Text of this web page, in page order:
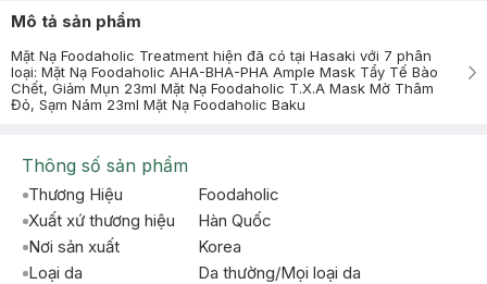
Mô tả sản phẩm
Mặt Nạ Foodaholic Treatment hiện đã có tại Hasaki với 7 phân
loại: Mặt Nạ Foodaholic AHA-BHA-PHA Ample Mask Tẩy Tế Bào
Chết, Giảm Mụn 23ml Mặt Nạ Foodaholic T.X.A Mask Mờ Thâm
Đỏ, Sạm Nám 23ml Mặt Nạ Foodaholic Baku
Thông số sản phẩm
Thương Hiệu
Foodaholic
Xuất xứ thương hiệu
Hàn Quốc
Nơi sản xuất
Korea
Loại da
Da thường/Mọi loại da